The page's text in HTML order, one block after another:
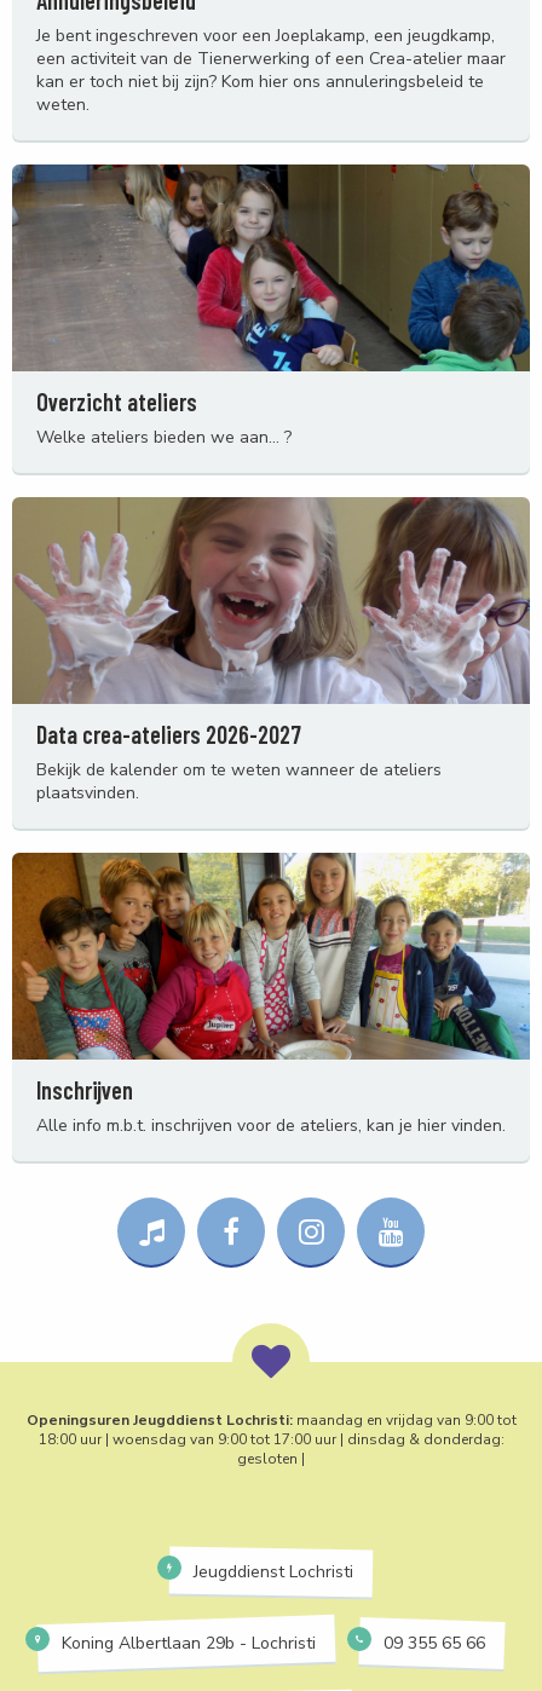
Je bent ingeschreven voor een Joeplakamp, een jeugdkamp,
een activiteit van de Tienerwerking of een Crea-atelier maar
kan er toch niet bij zijn? Kom hier ons annuleringsbeleid te
weten.
Overzicht ateliers
Welke ateliers bieden we aan... ?
Data crea-ateliers 2026-2027
Bekijk de kalender om te weten wanneer de ateliers
plaatsvinden.
Inschrijven
Alle info m.b.t. inschrijven voor de ateliers, kan je hier vinden.
Openingsuren Jeugddienst Lochristi:maandag en vrijdag van 9:00 tot
18:00 uur | woensdag van 9:00 tot 17:00 uur | dinsdag & donderdag:
gesloten |
Jeugddienst Lochristi
Koning Albertlaan 29b - Lochristi 09 355 65 66